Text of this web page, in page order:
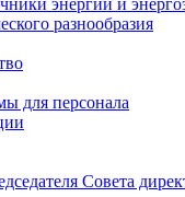
энергии и
разнообразия
для персонала
Совета